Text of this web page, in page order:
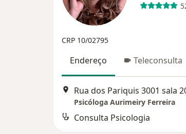
CRP 10/02795
Endereço Teleconsulta
Psicóloga Aurimeiry Ferreira
Consulta Psicologia